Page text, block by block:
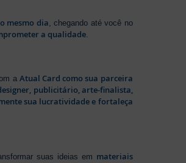
mesmo dia, chegando até você no
a qualidade.
a Atual Card como sua parceira
publicitário, arte-finalista,
sua lucratividade e fortaleça
suas ideias em materiais